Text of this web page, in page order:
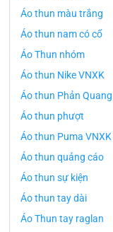
Áo thun màu trắng
Áo thun nam có cổ
Áo Thun nhóm
Áo thun Nike VNXK
Áo thun Phản Quang
Áo thun phượt
Áo thun Puma VNXK
Áo thun quảng cáo
Áo thun sự kiện
Áo thun tay dài
Áo Thun tay raglan